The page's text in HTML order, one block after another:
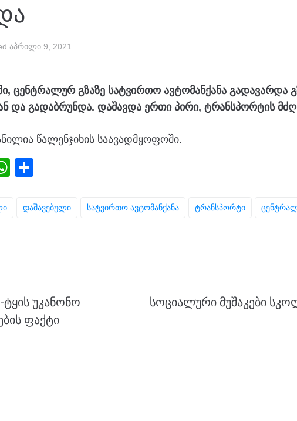
აპრილი 9, 2021
ცენტრალურ გზაზე სატვირთო ავტომანქანა გადავარდა
და გადაბრუნდა. დაშავდა ერთი პირი, ტრანსპორტის
წალენჯიხის საავადმყოფოში.
W
at ar
Დაშავებული Სატვირთო Ავტომანქანა Ტრანსპორტი
ტყის უკანონო
ფაქტი
სოციალური მუშაკები